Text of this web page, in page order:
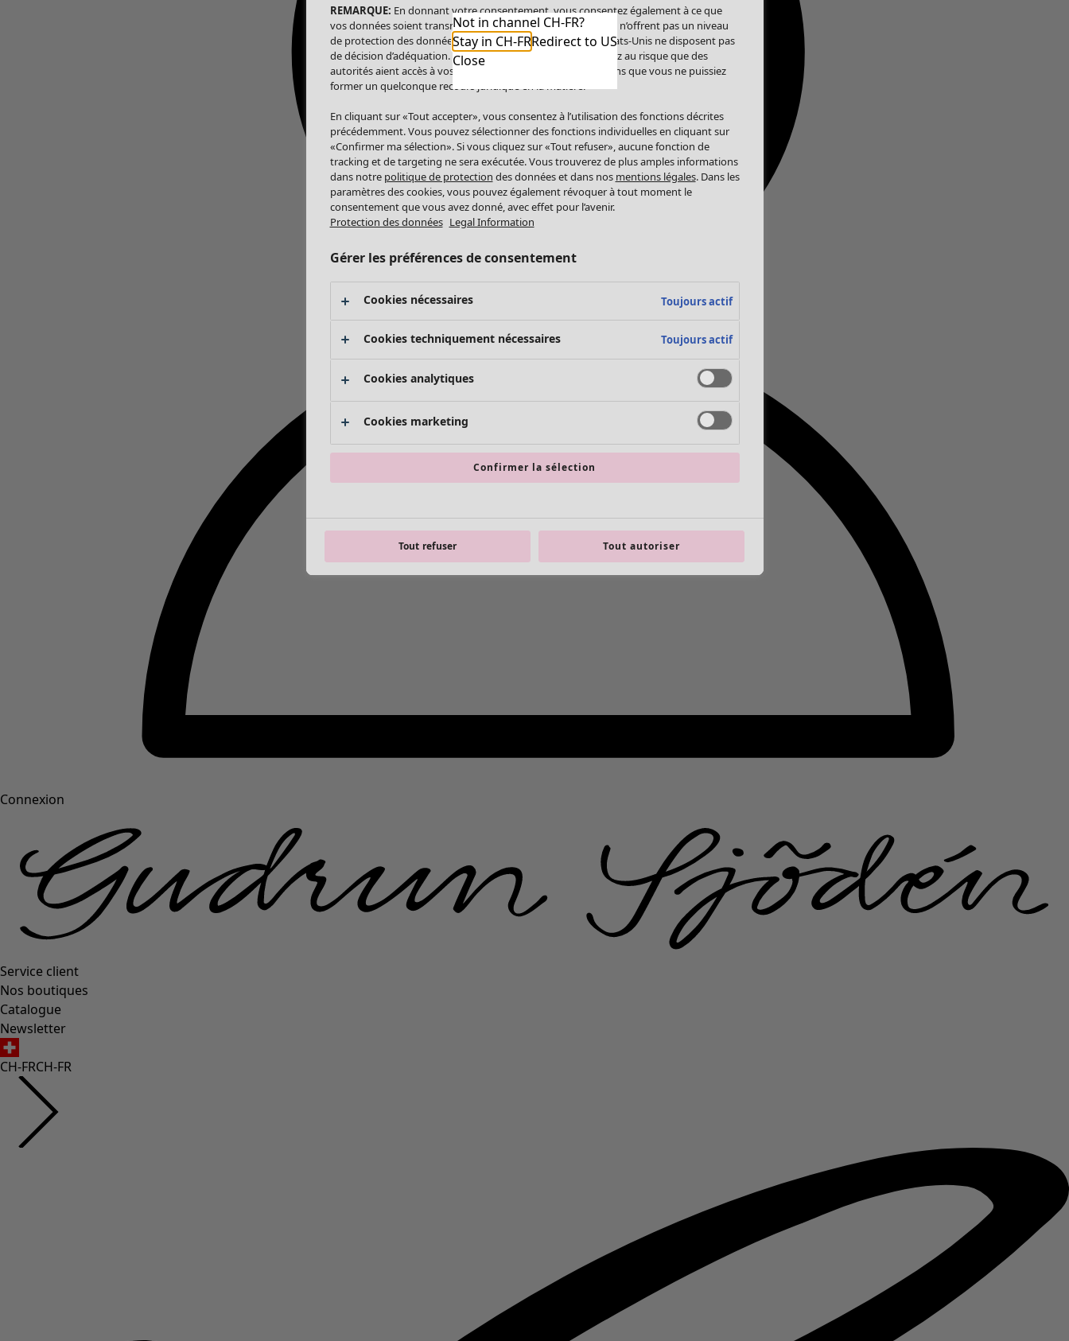
Connexion
Service client
Nos boutiques
Catalogue
Newsletter
CH-FRCH-FR
Not in channel CH-FR?
Stay in CH-FRRedirect to US
Close
REMARQUE: En donnant votre consentement, vous consentez également à ce que
vos données soient transmises aux États-Unis. Les États-Unis n’offrent pas un niveau
de protection des données comparable à celui de l’UE. Les États-Unis ne disposent pas
de décision d’adéquation. Par conséquent, vous vous exposez au risque que des
autorités aient accès à vos données à caractère personnel sans que vous ne puissiez
former un quelconque recours juridique en la matière.
En cliquant sur «Tout accepter», vous consentez à l’utilisation des fonctions décrites
précédemment. Vous pouvez sélectionner des fonctions individuelles en cliquant sur
«Confirmer ma sélection». Si vous cliquez sur «Tout refuser», aucune fonction de
tracking et de targeting ne sera exécutée. Vous trouverez de plus amples informations
dans notre politique de protection des données et dans nos mentions légales. Dans les
paramètres des cookies, vous pouvez également révoquer à tout moment le
consentement que vous avez donné, avec effet pour l’avenir.
Protection des données Legal Information
Gérer les préférences de consentement
Cookies nécessaires Toujours actif
Cookies techniquement nécessaires Toujours actif
Cookies analytiques
Cookies marketing
Confirmer la sélection
Tout refuser Tout autoriser